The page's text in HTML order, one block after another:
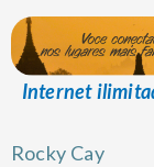
Internet
Rocky Cay